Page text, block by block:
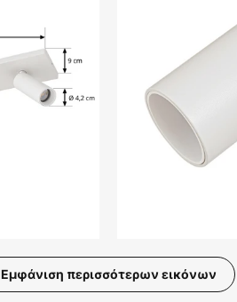
Εμφάνιση περισσότερων εικόνων